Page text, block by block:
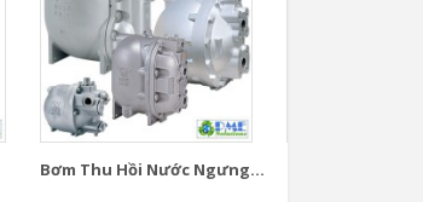
Bơm Thu Hồi Nước Ngưng...